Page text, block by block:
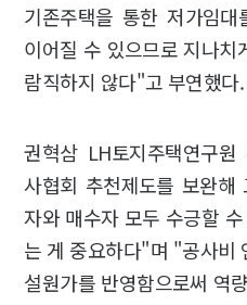
기존주택을 통한 저가임
이어질 수 있으므로 지나
람직하지 않다"고 부연했다.
권혁삼 LH토지주택연구
사협회 추천제도를 보완
자와 매수자 모두 수긍할
는 게 중요하다"며 "공사비
설원가를 반영함으로써 역